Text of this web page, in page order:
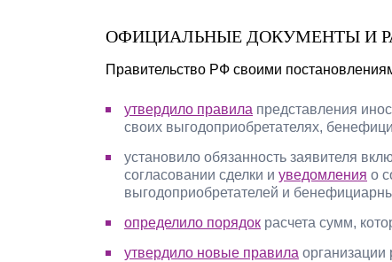
ОФИЦИАЛЬНЫЕ ДОКУМЕНТЫ И
Правительство РФ своими
утвердило правила представления
своих выгодоприобретателях,
установило обязанность заявителя
согласовании сделки и уведомления о
выгодоприобретателей и
определило порядок расчета сумм,
утвердило новые правила организации